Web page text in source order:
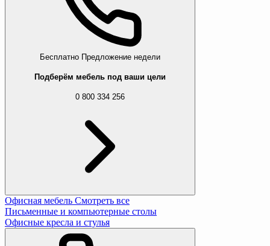
Бесплатно Предложение недели
Подберём мебель под ваши цели
0 800 334 256
Офисная мебель Смотреть все
Письменные и компьютерные столы
Офисные кресла и стулья